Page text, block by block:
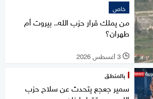
خاص
من يملك قرار حزب الله.. بيروت أم
طهران؟
l 3 أغسطس 2026
بالمنطق
سمير جعجع يتحدث عن سلاح حزب